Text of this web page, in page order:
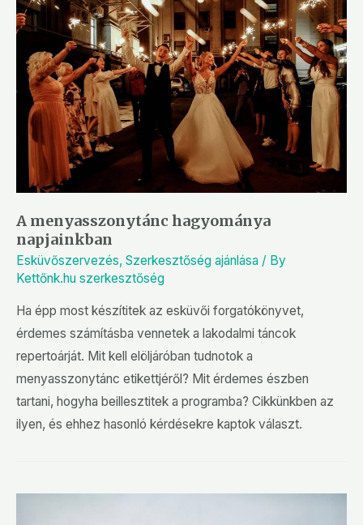
A menyasszonytánc hagyománya
napjainkban
Esküvőszervezés, Szerkesztőség ajánlása / By
Kettőnk.hu szerkesztőség
Ha épp most készítitek az esküvői forgatókönyvet,
érdemes számításba vennetek a lakodalmi táncok
repertoárját. Mit kell elöljáróban tudnotok a
menyasszonytánc etikettjéről? Mit érdemes észben
tartani, hogyha beillesztitek a programba? Cikkünkben az
ilyen, és ehhez hasonló kérdésekre kaptok választ.